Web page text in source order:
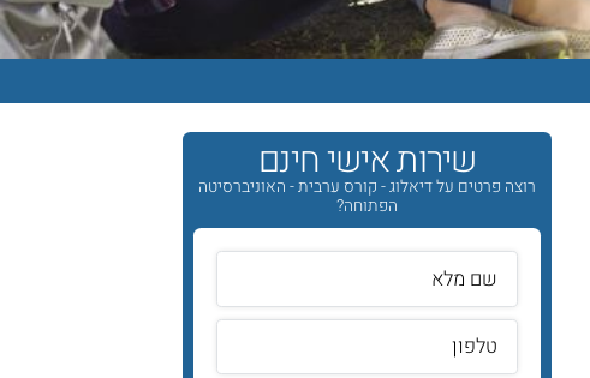
שירות אישי חינם
רוצה פרטים על דיאלוג - קורס ערבית - האוניברסיטה
הפתוחה?